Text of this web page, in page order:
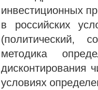
инвестиционных
в российских
(политический,
методика
дисконтирования
условиях